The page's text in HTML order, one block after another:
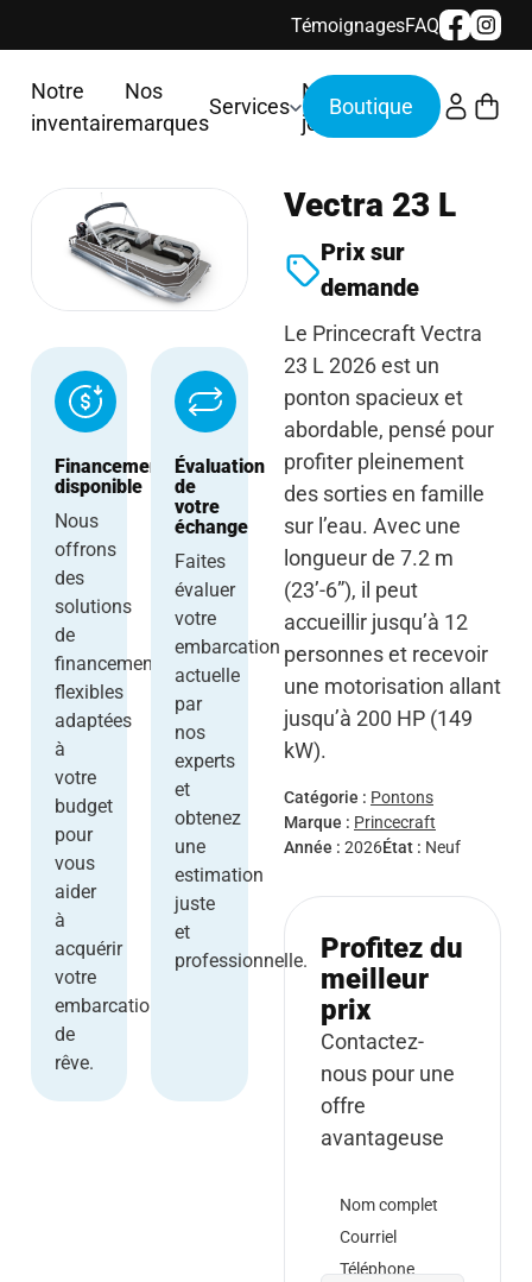
TémoignagesFAQ
Notre
inventaire
Nos
marques
Services
Nous
joindre
Financement
disponible
Nous
offrons
des
solutions
de
financement
flexibles
adaptées
à
votre
budget
pour
vous
aider
à
acquérir
votre
embarcation
de
rêve.
Évaluation
de
votre
échange
Faites
évaluer
votre
embarcation
actuelle
par
nos
experts
et
obtenez
une
estimation
juste
et
professionnelle.
Vectra 23 L
Prix sur
demande
Le Princecraft Vectra
23 L 2026 est un
ponton spacieux et
abordable, pensé pour
profiter pleinement
des sorties en famille
sur l’eau. Avec une
longueur de 7.2 m
(23’-6”), il peut
accueillir jusqu’à 12
personnes et recevoir
une motorisation allant
jusqu’à 200 HP (149
kW).
Catégorie : Pontons
Marque : Princecraft
Année : 2026État : Neuf
Profitez du
meilleur
prix
Contactez-
nous pour une
offre
avantageuse
Nom complet
Courriel
Téléphone